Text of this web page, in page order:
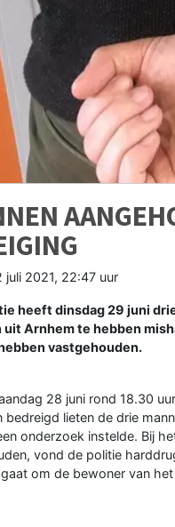
juli 2021, 22:47 uur
heeft dinsdag 29 juni
Arnhem te hebben
vastgehouden.
28 juni rond 18.30
bedreigd lieten de drie
onderzoek instelde. Bij
vond de politie
om de bewoner van